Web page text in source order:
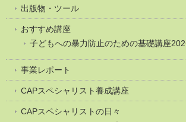
出版物・ツール
おすすめ講座
子どもへの暴力防止のための基礎講座
事業レポート
CAPスペシャリスト養成講座
CAPスペシャリストの日々